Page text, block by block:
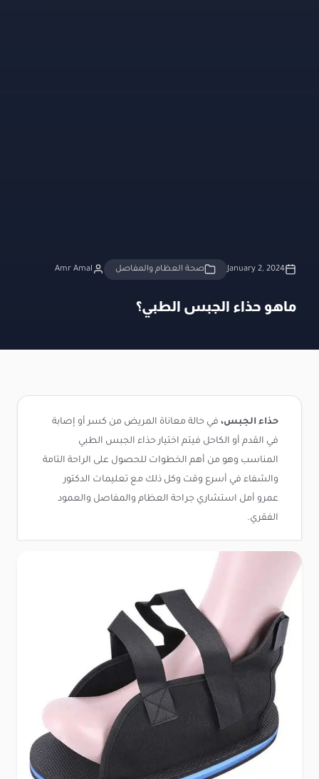
January 2, 2024 صحة العظام والمفاصل Amr Amal
ماهو حذاء الجبس الطبي؟
حذاء الجبس، في حالة معاناة المريض من كسر أو إصابة
في القدم أو الكاحل فيتم اختيار حذاء الجبس الطبي
المناسب وهو من أهم الخطوات للحصول على الراحة التامة
والشفاء في أسرع وقت وكل ذلك مع تعليمات الدكتور
عمرو أمل استشاري جراحة العظام والمفاصل والعمود
الفقري.